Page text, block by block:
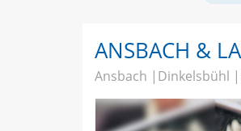
ANSBACH &
Ansbach Dinkelsbühl